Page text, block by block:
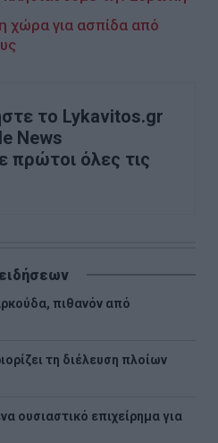
χώρα για ασπίδα από
το Lykavitos.gr
News
πρώτοι όλες τις
πιθανόν από
τη διέλευση πλοίων
ουσιαστικό επιχείρημα για